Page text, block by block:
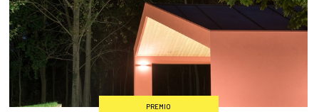
PREMIO